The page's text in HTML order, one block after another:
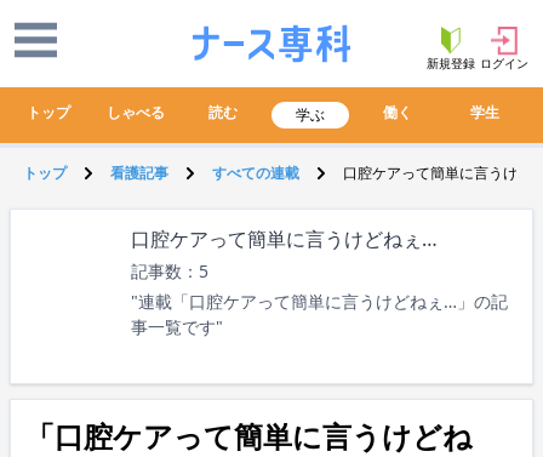
新規登録 ログイン
トップ しゃべる 読む 学ぶ 働く 学生
トップ 看護記事 すべての連載 口腔ケアって簡単に言うけど
口腔ケアって簡単に言うけどねぇ…
記事数：5
"連載「口腔ケアって簡単に言うけどねぇ…」の記
事一覧です"
「口腔ケアって簡単に言うけどね